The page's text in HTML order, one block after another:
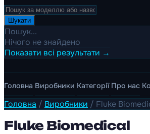
Шукати
Пошук...
Нічого не знайдено
Показати всі результати →
Головна Виробники Категорії Про нас
Головна / Виробники / Fluke
Fluke Biomedical